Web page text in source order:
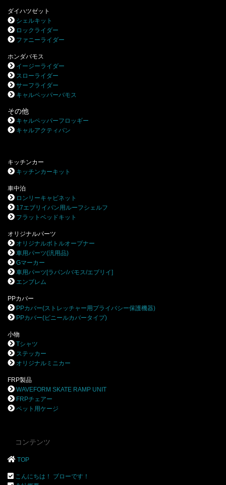
ダイハツゼット
シェルキット
ロックライダー
ファニーライダー
ホンダバモス
イージーライダー
スローライダー
サーフライダー
キャルペッパーバモス
その他
キャルペッパーフロッギー
キャルアクティバン
キッチンカー
キッチンカーキット
車中泊
ロンリーキャビネット
17エブリイバン用ルーフシェルフ
フラットベッドキット
オリジナルパーツ
オリジナルボトルオープナー
車用パーツ(汎用品)
Gマーカー
車用パーツ[ラパン/バモス/エブリイ]
エンブレム
PPカバー
PPカバー(ストレッチャー用プライバシー保護機器)
PPカバー(ビニールカバータイプ)
小物
Tシャツ
ステッカー
オリジナルミニカー
FRP製品
WAVEFORM SKATE RAMP UNIT
FRPチェアー
ペット用ケージ
コンテンツ
TOP
こんにちは！ ブローです！